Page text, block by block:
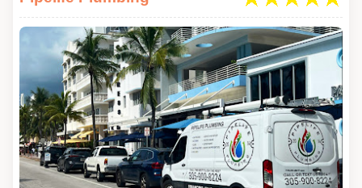
🚰 Roto-Rooter Plumbing & Water Cleanup
🚰 2 Bros Plumbing
🚰 Caballero Plumbing